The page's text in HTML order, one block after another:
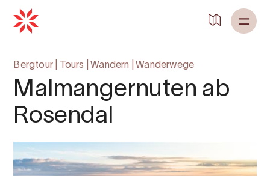
Bergtour Tours Wandern Wanderwege
Malmangernuten ab
Rosendal